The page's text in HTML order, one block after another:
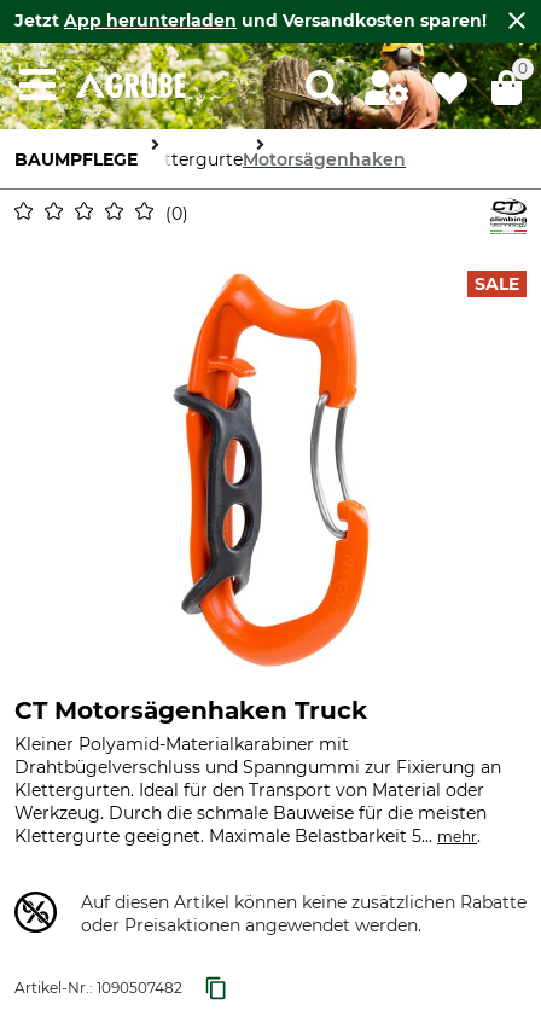
Jetzt App herunterladen und Versandkosten sparen!
0
BAUMPFLEGE KlettergurteMotorsägenhaken
0
SALE
CT Motorsägenhaken Truck
Kleiner Polyamid-Materialkarabiner mit
Drahtbügelverschluss und Spanngummi zur Fixierung an
Klettergurten. Ideal für den Transport von Material oder
Werkzeug. Durch die schmale Bauweise für die meisten
Klettergurte geeignet. Maximale Belastbarkeit 5... mehr.
Auf diesen Artikel können keine zusätzlichen Rabatte
oder Preisaktionen angewendet werden.
Artikel-Nr.: 1090507482